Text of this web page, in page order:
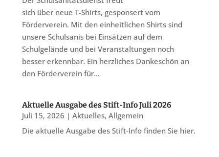
sich über neue T-Shirts, gesponsert vom
Förderverein. Mit den einheitlichen Shirts sind
unsere Schulsanis bei Einsätzen auf dem
Schulgelände und bei Veranstaltungen noch
besser erkennbar. Ein herzliches Dankeschön an
den Förderverein für...
Aktuelle Ausgabe des Stift-Info Juli 2026
Juli 15, 2026 | Aktuelles, Allgemein
Die aktuelle Ausgabe des Stift-Info finden Sie hier.